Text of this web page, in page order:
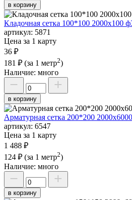
в корзину
Кладочная сетка 100*100 2000х100
артикул: 5871
Цена за 1 карту
36 ₽
181 ₽ (за 1 метр2)
Наличие: много
в корзину
Арматурная сетка 200*200
артикул: 6547
Цена за 1 карту
1 488 ₽
124 ₽ (за 1 метр2)
Наличие: много
в корзину